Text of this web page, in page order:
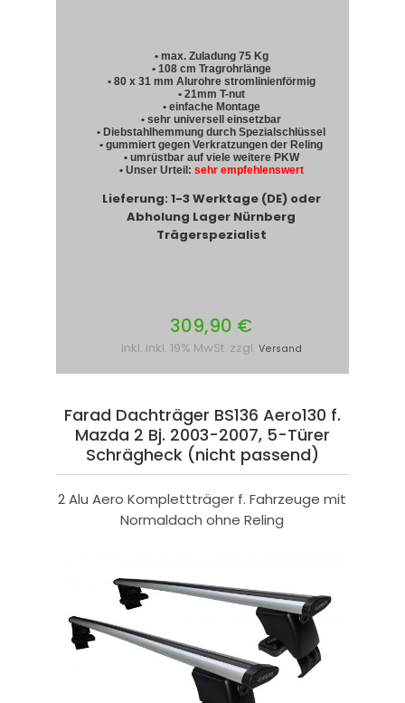
• max. Zuladung 75 Kg
• 108 cm Tragrohrlänge
• 80 x 31 mm Alurohre stromlinienförmig
• 21mm T-nut
• einfache Montage
• sehr universell einsetzbar
• Diebstahlhemmung durch Spezialschlüssel
• gummiert gegen Verkratzungen der Reling
• umrüstbar auf viele weitere PKW
• Unser Urteil: sehr empfehlenswert
Lieferung: 1-3 Werktage (DE) oder
Abholung Lager Nürnberg
Trägerspezialist
309,90 €
inkl. inkl. 19% MwSt. zzgl. Versand
Farad Dachträger BS136 Aero130 f.
Mazda 2 Bj. 2003-2007, 5-Türer
Schrägheck (nicht passend)
2 Alu Aero Komplettträger f. Fahrzeuge mit
Normaldach ohne Reling